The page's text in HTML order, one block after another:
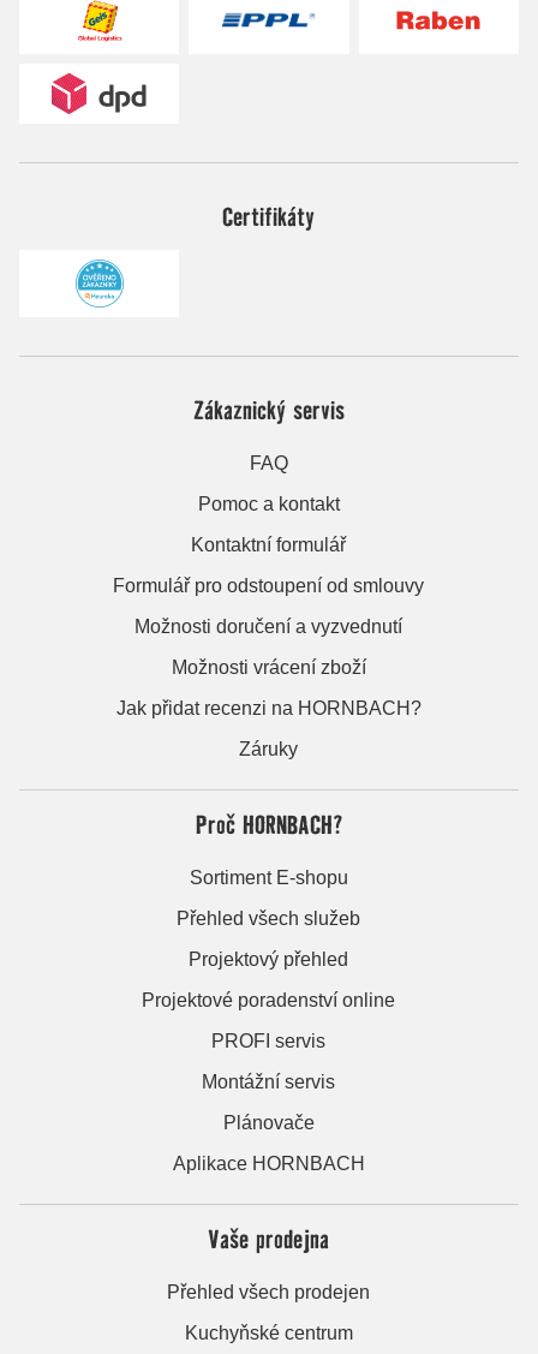
Certifikáty
Zákaznický servis
FAQ
Pomoc a kontakt
Kontaktní formulář
Formulář pro odstoupení od smlouvy
Možnosti doručení a vyzvednutí
Možnosti vrácení zboží
Jak přidat recenzi na HORNBACH?
Záruky
Proč HORNBACH?
Sortiment E-shopu
Přehled všech služeb
Projektový přehled
Projektové poradenství online
PROFI servis
Montážní servis
Plánovače
Aplikace HORNBACH
Vaše prodejna
Přehled všech prodejen
Kuchyňské centrum